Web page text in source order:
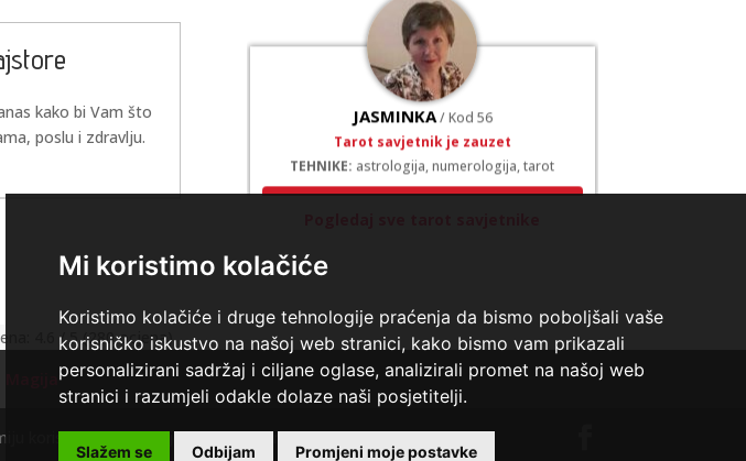
Mi koristimo kolačiće
Koristimo kolačiće i druge tehnologije praćenja da bismo poboljšali vaše
korisničko iskustvo na našoj web stranici, kako bismo vam prikazali
personalizirani sadržaj i ciljane oglase, analizirali promet na našoj web
stranici i razumjeli odakle dolaze naši posjetitelji.
Slažem se Odbijam Promjeni moje postavke
kako bi Vam što
poslu i zdravlju.
JASMINKA / Kod 56
Tarot savjetnik je zauzet
TEHNIKE:
astrologija, numerologija, tarot
Broj tel: 064/600-600
VESNA/ Kod 05
TEHNIKE:
numerologija, anđeoski i ljubavni tarot,
4.6 / 5 (280 ocjena)
koristiti osobe starije od +18 godina. |Polica privatnosti